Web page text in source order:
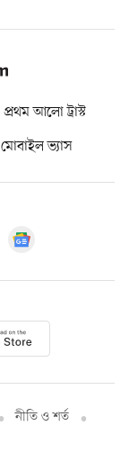
প্রথম আলো ট্রাস্ট
মোবাইল ভ্যাস
নীতি ও শর্ত